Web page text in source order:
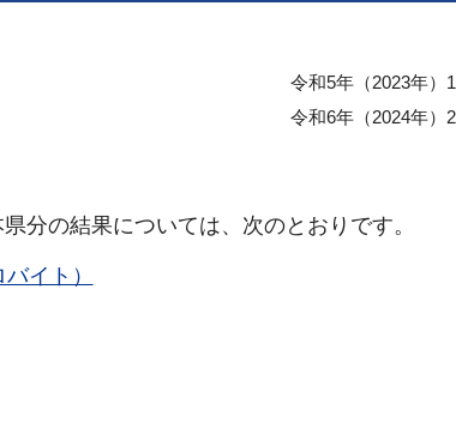
令和5年（2023年）
令和6年（2024年）
分の結果については、次のとおりです。
イト）